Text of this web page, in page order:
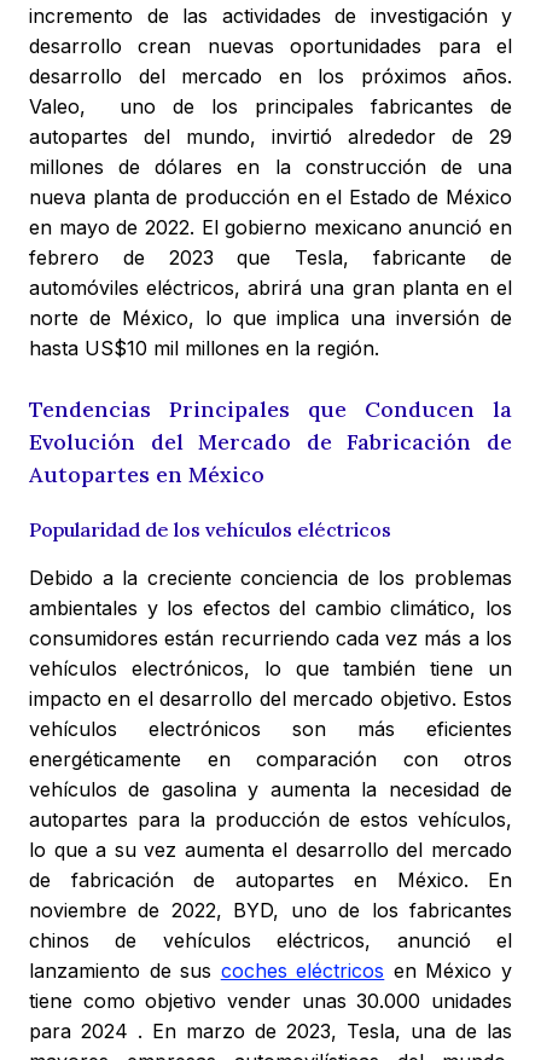
incremento de las actividades de investigación y
desarrollo crean nuevas oportunidades para el
desarrollo del mercado en los próximos años.
Valeo, uno de los principales fabricantes de
autopartes del mundo, invirtió alrededor de 29
millones de dólares en la construcción de una
nueva planta de producción en el Estado de México
en mayo de 2022. El gobierno mexicano anunció en
febrero de 2023 que Tesla, fabricante de
automóviles eléctricos, abrirá una gran planta en el
norte de México, lo que implica una inversión de
hasta US$10 mil millones en la región.
Tendencias Principales que Conducen la
Evolución del Mercado de Fabricación de
Autopartes en México
Popularidad de los vehículos eléctricos
Debido a la creciente conciencia de los problemas
ambientales y los efectos del cambio climático, los
consumidores están recurriendo cada vez más a los
vehículos electrónicos, lo que también tiene un
impacto en el desarrollo del mercado objetivo. Estos
vehículos electrónicos son más eficientes
energéticamente en comparación con otros
vehículos de gasolina y aumenta la necesidad de
autopartes para la producción de estos vehículos,
lo que a su vez aumenta el desarrollo del mercado
de fabricación de autopartes en México. En
noviembre de 2022, BYD, uno de los fabricantes
chinos de vehículos eléctricos, anunció el
lanzamiento de sus coches eléctricos en México y
tiene como objetivo vender unas 30.000 unidades
para 2024 . En marzo de 2023, Tesla, una de las